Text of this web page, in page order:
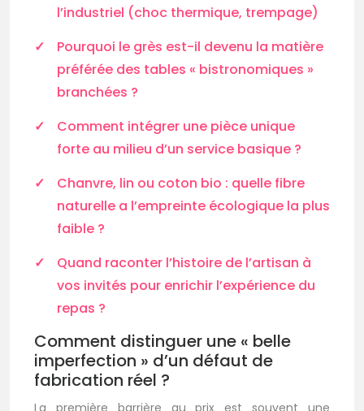
l’industriel (choc thermique, trempage)
Pourquoi le grès est-il devenu la matière
préférée des tables « bistronomiques »
branchées ?
Comment intégrer une pièce unique
forte au milieu d’un service basique ?
Chanvre, lin ou coton bio : quelle fibre
naturelle a l’empreinte écologique la plus
faible ?
Quand raconter l’histoire de l’artisan à
vos invités pour enrichir l’expérience du
repas ?
Comment distinguer une « belle
imperfection » d’un défaut de
fabrication réel ?
La première barrière au prix est souvent une